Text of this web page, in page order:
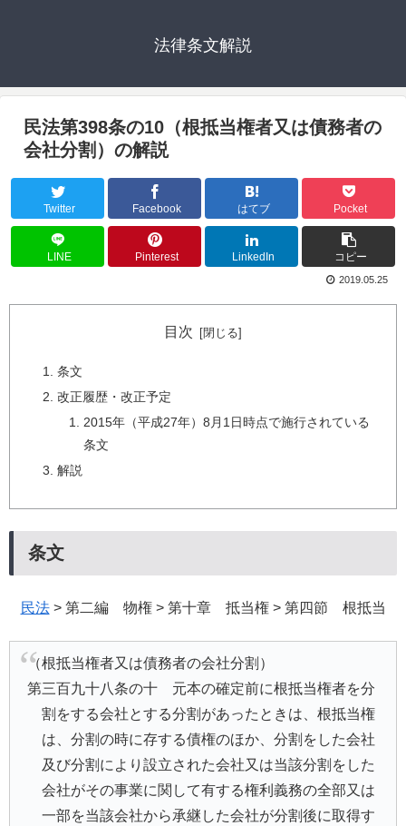
法律条文解説
民法第398条の10（根抵当権者又は債務者の
会社分割）の解説
Twitter Facebook はてブ Pocket
LINE Pinterest LinkedIn コピー
2019.05.25
目次
条文
改正履歴・改正予定
2015年（平成27年）8月1日時点で施行されている
条文
解説
条文
民法> 第二編 物権 > 第十章 抵当権 > 第四節 根抵当
（根抵当権者又は債務者の会社分割）
第三百九十八条の十 元本の確定前に根抵当権者を分
割をする会社とする分割があったときは、根抵当権
は、分割の時に存する債権のほか、分割をした会社
及び分割により設立された会社又は当該分割をした
会社がその事業に関して有する権利義務の全部又は
一部を当該会社から承継した会社が分割後に取得す